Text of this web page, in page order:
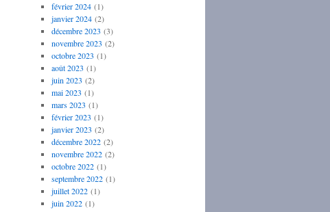
février 2024(1)
janvier 2024(2)
décembre 2023 (3)
novembre 2023 (2)
octobre 2023 (1)
août 2023 (1)
juin 2023 (2)
mai 2023 (1)
mars 2023 (1)
février 2023 (1)
janvier 2023 (2)
décembre 2022(2)
novembre 2022(2)
octobre 2022(1)
septembre 2022(1)
juillet 2022(1)
juin 2022(1)